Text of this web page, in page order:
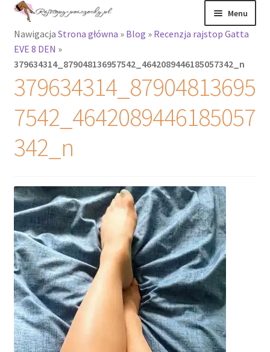
Przejdź
nawigacji
Przejdź
treści
Menu
Rajstopy
Rozwiń
potomne
zakolanówki
Podkolanówki i
Wszystkie
produkty
Recenzje
Rozwiń
menu
potomne
Nawigacja Strona główna » Blog » Recenzja rajstop Gatta
EVE 8 DEN »
379634314_879048136957542_4642089446185057342_n
379634314_87904813695
7542_4642089446185057
342_n